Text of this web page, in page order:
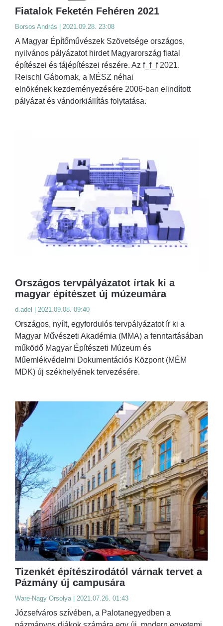
Fiatalok Feketén Fehéren 2021
Borsos András | 2021.09.28. 23:08
A Magyar Építőművészek Szövetsége országos,
nyilvános pályázatot hirdet Magyarország fiatal
építészei és tájépítészei részére. Az f_f_f 2021.
Reischl Gábornak, a MÉSZ néhai
elnökének kezdeményezésére 2006-ban elindított
pályázat és vándorkiállítás folytatása.
Országos tervpályázatot írtak ki a
magyar építészet új múzeumára
d.adel | 2021.09.08. 09:40
Országos, nyílt, egyfordulós tervpályázatot ír ki a
Magyar Művészeti Akadémia (MMA) a fenntartásában
működő Magyar Építészeti Múzeum és
Műemlékvédelmi Dokumentációs Központ (MÉM
MDK) új székhelyének tervezésére.
Tizenkét építészirodától várnak tervet a
Pázmány új campusára
Ware-Nagy Orsolya | 2021.07.26. 01:43
Józsefváros szívében, a Palotanegyedben a